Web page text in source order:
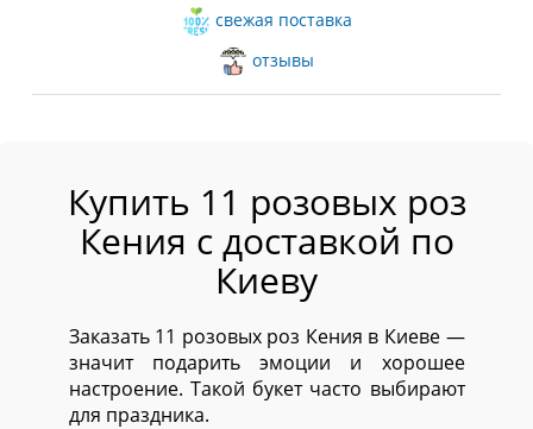
свежая поставка
отзывы
Купить 11 розовых роз
Кения с доставкой по
Киеву
Заказать 11 розовых роз Кения в Киеве —
значит подарить эмоции и хорошее
настроение. Такой букет часто выбирают
для праздника.